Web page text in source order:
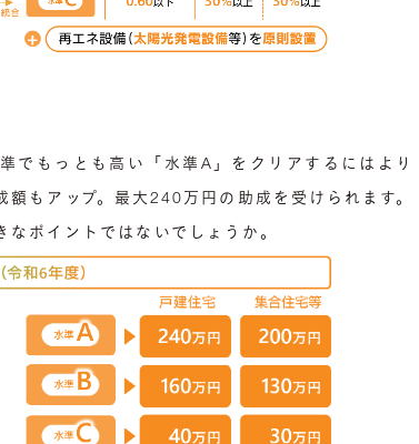
でもっとも高い「水準A」をクリアするにはより
もアップ。最大240万円の助成を受けられます。
なポイントではないでしょうか。